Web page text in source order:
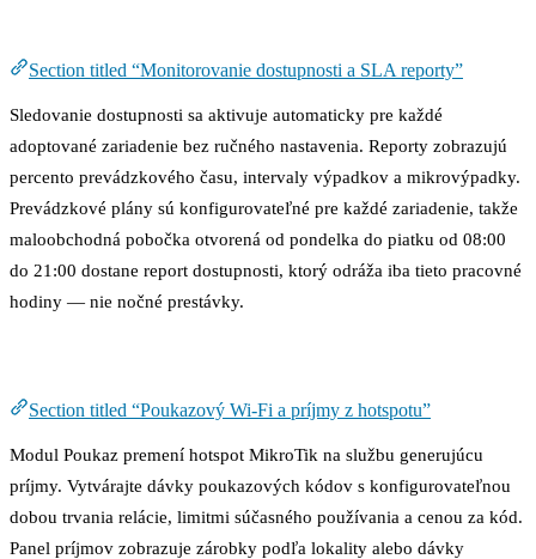
Section titled “Monitorovanie dostupnosti a SLA reporty”
Sledovanie dostupnosti sa aktivuje automaticky pre každé
adoptované zariadenie bez ručného nastavenia. Reporty zobrazujú
percento prevádzkového času, intervaly výpadkov a mikrovýpadky.
Prevádzkové plány sú konfigurovateľné pre každé zariadenie, takže
maloobchodná pobočka otvorená od pondelka do piatku od 08:00
do 21:00 dostane report dostupnosti, ktorý odráža iba tieto pracovné
hodiny — nie nočné prestávky.
Section titled “Poukazový Wi-Fi a príjmy z hotspotu”
Modul Poukaz premení hotspot MikroTik na službu generujúcu
príjmy. Vytvárajte dávky poukazových kódov s konfigurovateľnou
dobou trvania relácie, limitmi súčasného používania a cenou za kód.
Panel príjmov zobrazuje zárobky podľa lokality alebo dávky